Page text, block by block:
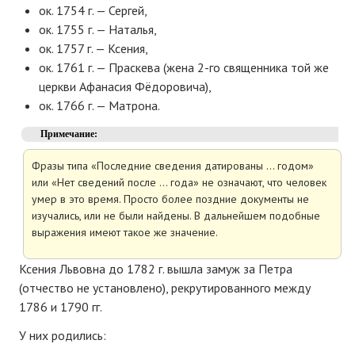
ок. 1754 г. — Сергей,
ок. 1755 г. — Наталья,
ок. 1757 г. — Ксения,
ок. 1761 г. — Праскева (жена 2-го священника той же
церкви Афанасия Фёдоровича),
ок. 1766 г. — Матрона.
Примечание:
Фразы типа «Последние сведения датированы … годом»
или «Нет сведений после … года» не означают, что человек
умер в это время. Просто более поздние документы не
изучались, или не были найдены. В дальнейшем подобные
выражения имеют такое же значение.
Ксения Львовна до 1782 г. вышла замуж за Петра
(отчество не установлено), рекрутированного между
1786 и 1790 гг.
У них родились: